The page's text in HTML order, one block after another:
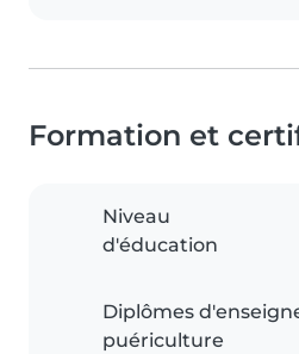
Formation et
Niveau
d'éducation
Diplômes
puériculture